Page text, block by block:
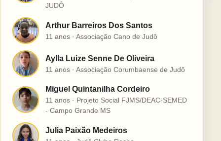
JUDÔ
A Arthur Barreiros Dos Santos
11 anos · Associação Cano de Judô
A Aylla Luize Senne De Oliveira
11 anos · Associação Corumbaense de Judô
M
Miguel Quintanilha Cordeiro
11 anos · Projeto Social FJMS/DEAC-SEMED
- Campo Grande MS
J Julia Paixão Medeiros